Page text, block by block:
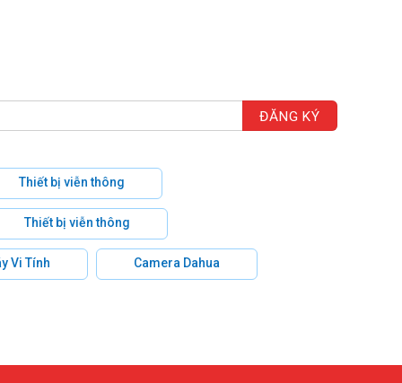
Thiết bị viễn thông
Thiết bị viễn thông
Vi Tính Camera Dahua